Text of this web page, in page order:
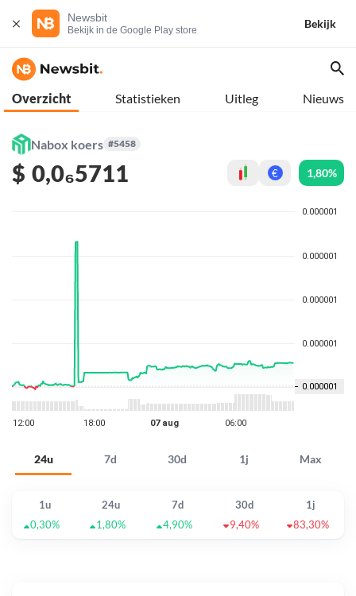
Newsbit
Bekijk in de Google Play store
Bekijk
Overzicht Statistieken Uitleg Nieuws
Nabox koers #5458
$ 0,0₆5711 € 1,80%
24u 7d 30d 1j Max
1u 24u 7d 30d
1j
0,30%
1,80% 4,90% 9,40% 83,30%